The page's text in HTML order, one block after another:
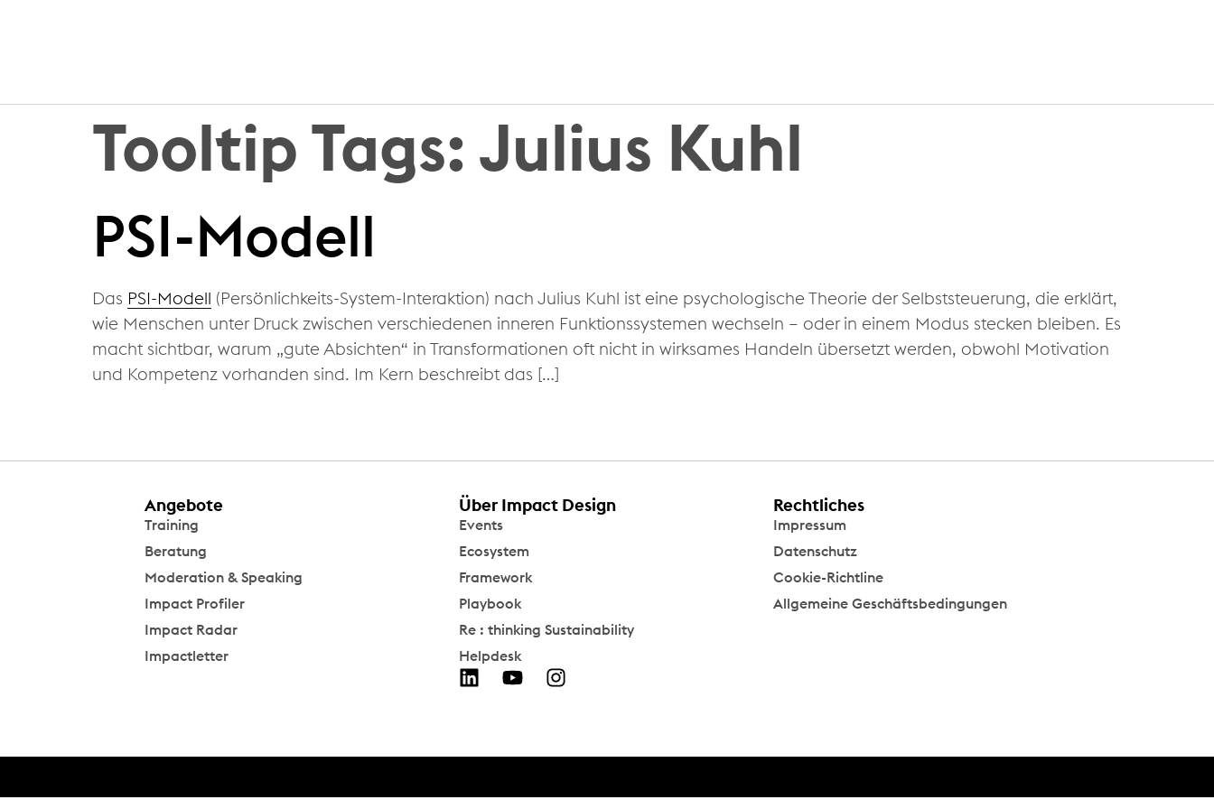
Tooltip Tags: Julius Kuhl
PSI-Modell
Das PSI-Modell
(Persönlichkeits-System-Interaktion) nach Julius Kuhl ist eine psychologische Theorie der Selbststeuerung, die erklärt,
wie Menschen unter Druck zwischen verschiedenen inneren Funktionssystemen wechseln – oder in einem Modus stecken bleiben. Es
macht sichtbar, warum „gute Absichten“ in Transformationen oft nicht in wirksames Handeln übersetzt werden, obwohl Motivation
und Kompetenz vorhanden sind. Im Kern beschreibt das […]
Angebote
Training
Beratung
Moderation & Speaking
Impact Profiler
Impact Radar
Impactletter
Über Impact Design
Events
Ecosystem
Framework
Playbook
Re : thinking Sustainability
Helpdesk
Rechtliches
Impressum
Datenschutz
Cookie-Richtline
Allgemeine Geschäftsbedingungen